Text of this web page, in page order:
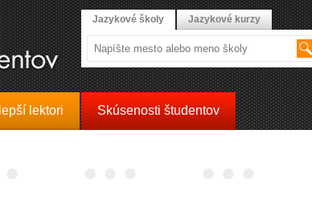
lektori Skúsenosti študentov
Jazykové školy Jazykové kurzy